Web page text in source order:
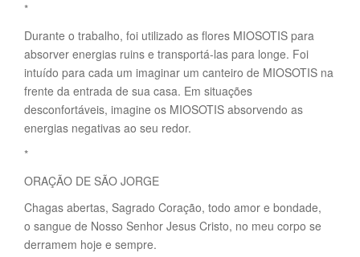
*
Durante o trabalho, foi utilizado as flores MIOSOTIS para
absorver energias ruins e transportá-las para longe. Foi
intuído para cada um imaginar um canteiro de MIOSOTIS na
frente da entrada de sua casa. Em situações
desconfortáveis, imagine os MIOSOTIS absorvendo as
energias negativas ao seu redor.
*
ORAÇÃO DE SÃO JORGE
Chagas abertas, Sagrado Coração, todo amor e bondade,
o sangue de Nosso Senhor Jesus Cristo, no meu corpo se
derramem hoje e sempre.